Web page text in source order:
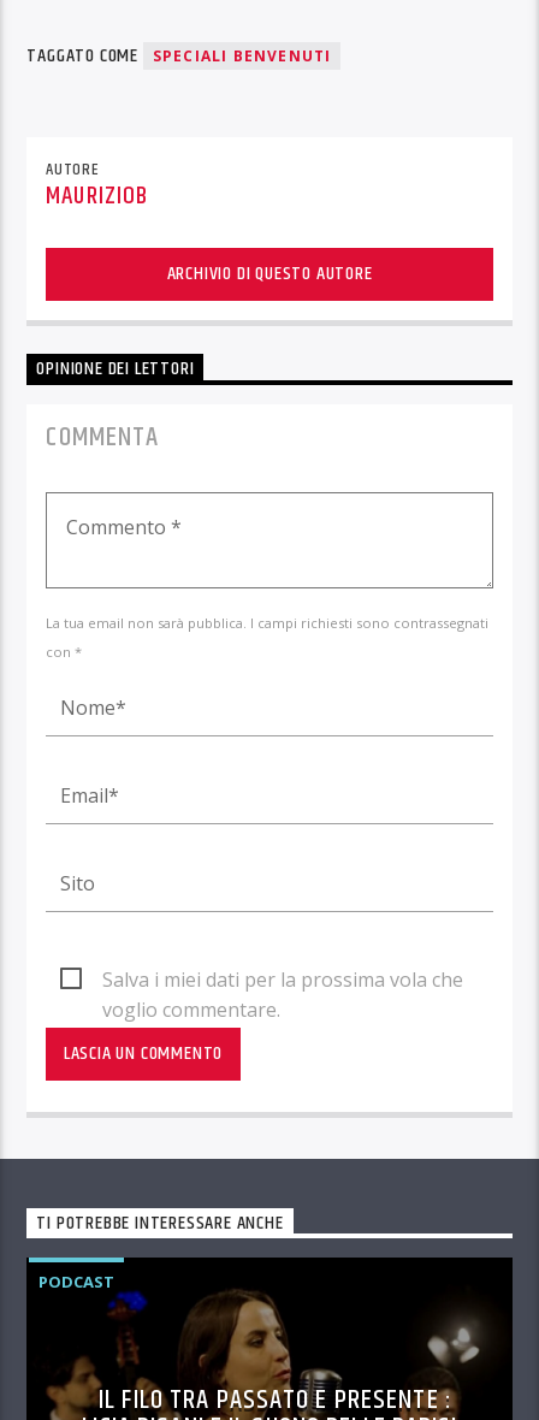
TAGGATO COME SPECIALI BENVENUTI
AUTORE
MAURIZIOB
ARCHIVIO DI QUESTO AUTORE
OPINIONE DEI LETTORI
COMMENTA
La tua email non sarà pubblica. I campi richiesti sono contrassegnati
con *
Salva i miei dati per la prossima vola che
voglio commentare.
TI POTREBBE INTERESSARE ANCHE
PODCAST
IL FILO TRA PASSATO E PRESENTE :